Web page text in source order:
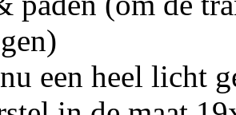
een heel licht